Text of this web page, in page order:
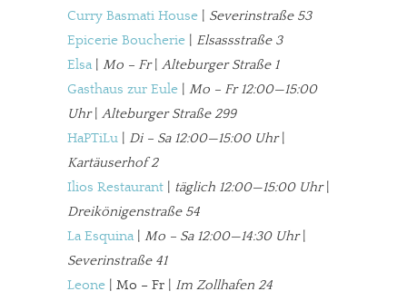
Curry Basmati House
Severinstraße 53
Epicerie Boucherie
Elsassstraße 3
Elsa| Mo – Fr| Alteburger Straße 1
Gasthaus zur Eule
Mo – Fr 12:00—15:00
Uhr| Alteburger Straße 299
HaPTiLu
Di – Sa 12:00—15:00 Uhr|
Kartäuserhof 2
Ilios Restaurant
täglich 12:00—15:00 Uhr|
Dreikönigenstraße 54
La Esquina| Mo – Sa 12:00—14:30 Uhr|
Severinstraße 41
Leone | Mo – Fr | Im Zollhafen 24